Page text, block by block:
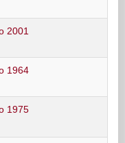
2001
1964
1975